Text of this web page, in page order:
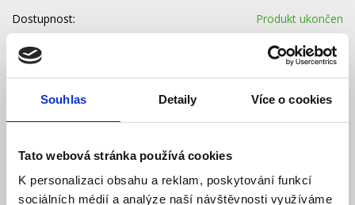
Souhlas Detaily Více o cookies
Tato webová stránka používá cookies
K personalizaci obsahu a reklam, poskytování funkcí
sociálních médií a analýze naší návštěvnosti využíváme
Dostupnost: Produkt ukončen
Popis
Powerbanka Baseus Magnetic Mini
10000mAh 20W (bílá).